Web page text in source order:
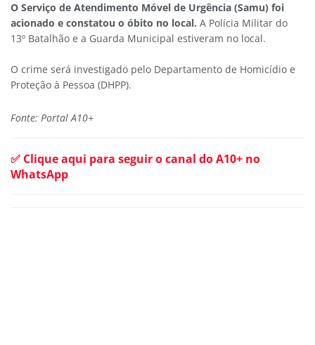
O Serviço de Atendimento Móvel de Urgência (Samu) foi
acionado e constatou o óbito no local. A Polícia Militar do
13º Batalhão e a Guarda Municipal estiveram no local.
O crime será investigado pelo Departamento de Homicídio e
Proteção à Pessoa (DHPP).
Fonte: Portal A10+
✅ Clique aqui para seguir o canal do A10+ no
WhatsApp